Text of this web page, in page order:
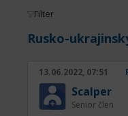
Filter
Rusko-
13.06.2022, 07:51
Scalper
Senior člen